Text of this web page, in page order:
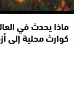
ماذا يحدث في
كوارث محلية إلى